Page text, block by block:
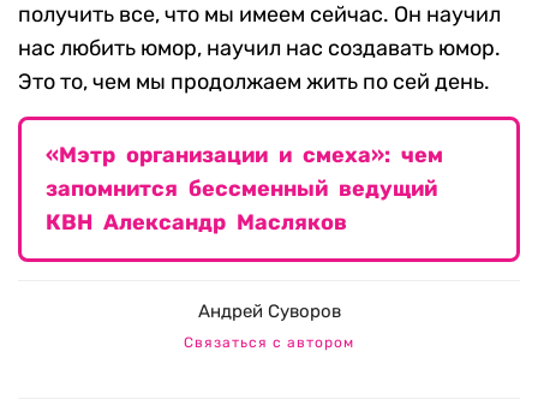
получить все, что мы имеем сейчас. Он научил
нас любить юмор, научил нас создавать юмор.
Это то, чем мы продолжаем жить по сей день.
«Мэтр организации и смеха»: чем
запомнится бессменный ведущий
КВН Александр Масляков
Андрей Суворов
Связаться с автором